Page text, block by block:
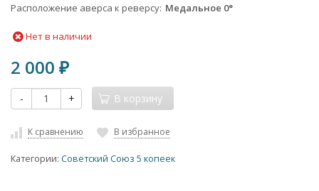
Расположение аверса к реверсу Медальное 0°
Нет в наличии
2 000 ₽
- + В корзину
К сравнению В избранное
Категории: Советский Союз 5 копеек